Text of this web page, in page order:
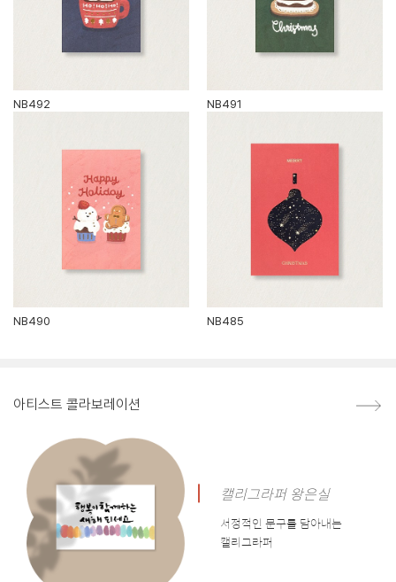
NB492 NB491
NB490 NB485
아티스트 콜라보레이션
캘리그라퍼 왕은실
서정적인 문구를 담아내는
캘리그라퍼